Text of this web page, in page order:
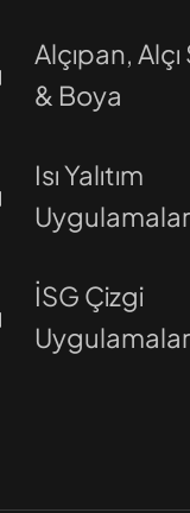
Alçıpan, Alçı
& Boya
Isı Yalıtım
İSG Çizgi